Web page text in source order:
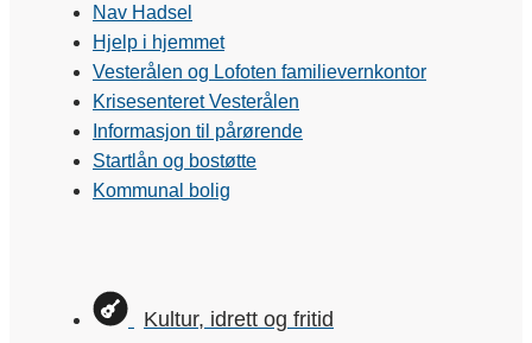
Nav Hadsel
Hjelp i hjemmet
Vesterålen og Lofoten familievernkontor
Krisesenteret Vesterålen
Informasjon til pårørende
Startlån og bostøtte
Kommunal bolig
Kultur, idrett og fritid